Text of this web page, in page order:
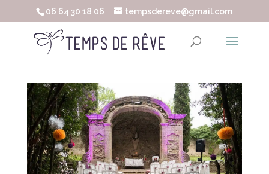
06 64 30 18 06 tempsdereve@gmail.com